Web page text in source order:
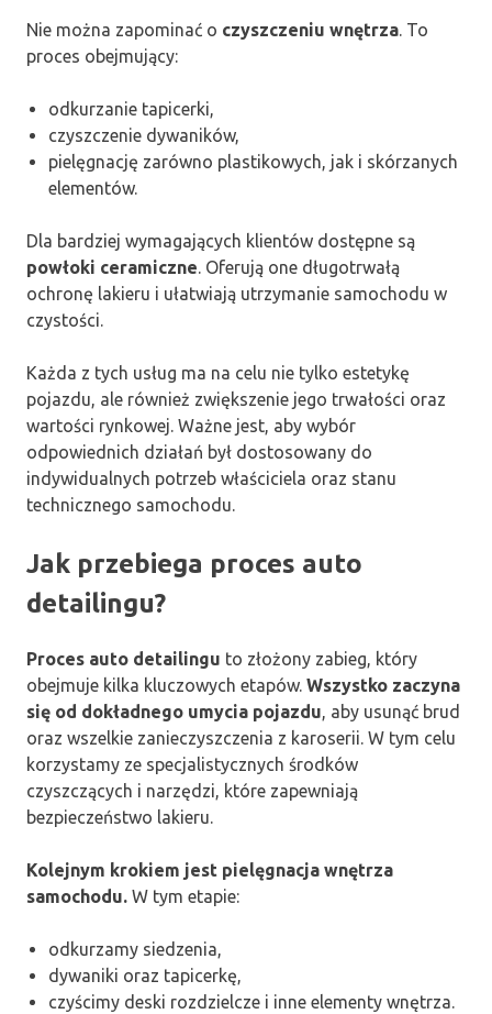
Nie można zapominać o czyszczeniu wnętrza. To
proces obejmujący:
odkurzanie tapicerki,
czyszczenie dywaników,
pielęgnację zarówno plastikowych, jak i skórzanych
elementów.
Dla bardziej wymagających klientów dostępne są
powłoki ceramiczne. Oferują one długotrwałą
ochronę lakieru i ułatwiają utrzymanie samochodu w
czystości.
Każda z tych usług ma na celu nie tylko estetykę
pojazdu, ale również zwiększenie jego trwałości oraz
wartości rynkowej. Ważne jest, aby wybór
odpowiednich działań był dostosowany do
indywidualnych potrzeb właściciela oraz stanu
technicznego samochodu.
Jak przebiega proces auto
detailingu?
Proces auto detailingu to złożony zabieg, który
obejmuje kilka kluczowych etapów. Wszystko zaczyna
się od dokładnego umycia pojazdu, aby usunąć brud
oraz wszelkie zanieczyszczenia z karoserii. W tym celu
korzystamy ze specjalistycznych środków
czyszczących i narzędzi, które zapewniają
bezpieczeństwo lakieru.
Kolejnym krokiem jest pielęgnacja wnętrza
samochodu. W tym etapie:
odkurzamy siedzenia,
dywaniki oraz tapicerkę,
czyścimy deski rozdzielcze i inne elementy wnętrza.